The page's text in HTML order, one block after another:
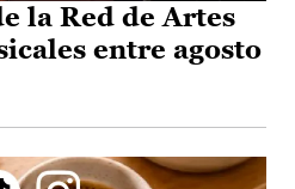
la Red de Artes
entre agosto